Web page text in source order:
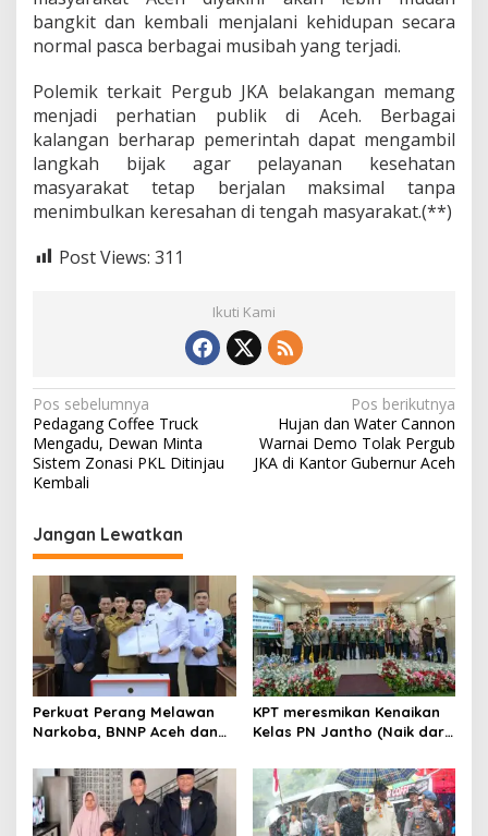
bangkit dan kembali menjalani kehidupan secara
normal pasca berbagai musibah yang terjadi.
Polemik terkait Pergub JKA belakangan memang
menjadi perhatian publik di Aceh. Berbagai
kalangan berharap pemerintah dapat mengambil
langkah bijak agar pelayanan kesehatan
masyarakat tetap berjalan maksimal tanpa
menimbulkan keresahan di tengah masyarakat.(**)
Post Views: 311
Ikuti Kami
N
a
v
g
a
p
o
s
Pos sebelumnya
Pedagang Coffee Truck
Mengadu, Dewan Minta
Sistem Zonasi PKL Ditinjau
Kembali
Pos berikutnya
Hujan dan Water Cannon
Warnai Demo Tolak Pergub
JKA di Kantor Gubernur Aceh
Jangan Lewatkan
Perkuat Perang Melawan
Narkoba, BNNP Aceh dan
ULT P4GN
KPT meresmikan Kenaikan
Kelas PN Jantho (Naik dari